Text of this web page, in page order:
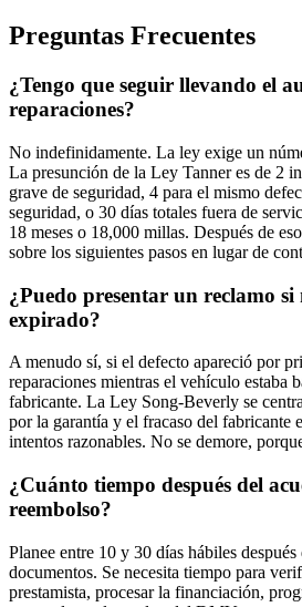
Preguntas Frecuentes
¿Tengo que seguir llevando el
reparaciones?
No indefinidamente. La ley exige un
La presunción de la Ley Tanner es de 2
grave de seguridad, 4 para el mismo
seguridad, o 30 días totales fuera de
18 meses o 18,000 millas. Después de
sobre los siguientes pasos en lugar de
¿Puedo presentar un reclamo
expirado?
A menudo sí, si el defecto apareció por
reparaciones mientras el vehículo estaba
fabricante. La Ley Song-Beverly se
por la garantía y el fracaso del fabricante
intentos razonables. No se demore,
¿Cuánto tiempo después del
reembolso?
Planee entre 10 y 30 días hábiles
documentos. Se necesita tiempo para
prestamista, procesar la financiación,